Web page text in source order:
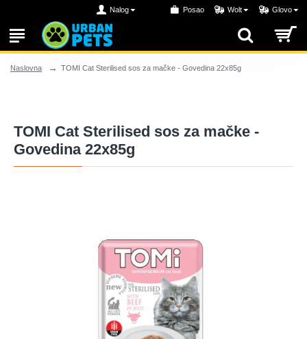
Nalog Posao Wolt Glovo
Naslovna TOMI Cat Sterilised sos za mačke - Govedina 22x85g
TOMI Cat Sterilised sos za mačke -
Govedina 22x85g